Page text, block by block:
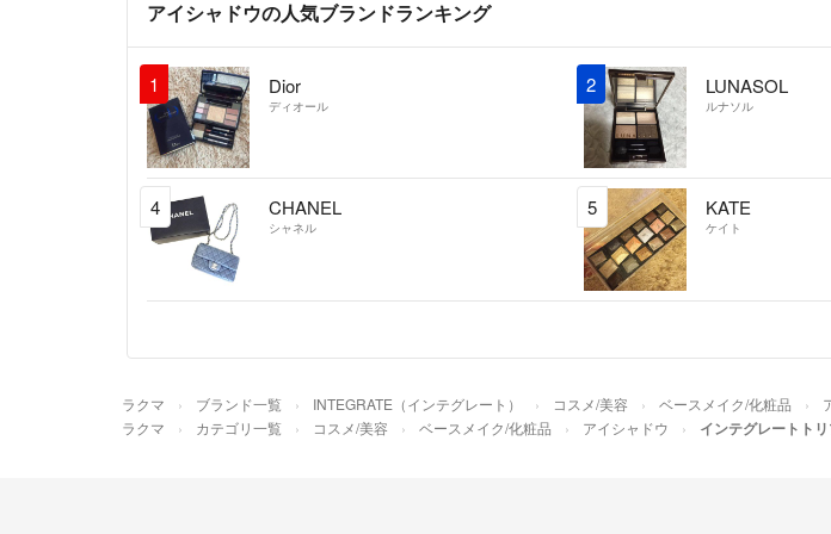
アイシャドウの人気ブランドランキング
1 Dior
ディオール
2 LUNASOL
ルナソル
4 CHANEL
シャネル
5 KATE
ケイト
ラクマ ブランド一覧 INTEGRATE（インテグレート） コスメ/美容 ベースメイク/化粧品
ラクマ カテゴリ一覧 コスメ/美容 ベースメイク/化粧品 アイシャドウ インテグレートト